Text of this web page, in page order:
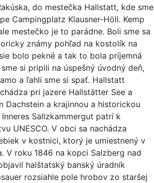
do mestečka Hallstatt, kde sme
Campingplatz Klausner-Höll. Kemp
mestečko je to parádne. Boli sme sa
známy pohľad na kostolík na
bolo pekné a tak to bola príjemná
si pripili na úspešný úvodný deň,
a ľahli sme si spať. Hallstatt
pri jazere Hallstätter See a
Dachstein a krajinnou a historickou
Sallzkammergut patrí k
UNESCO. V obci sa nachádza
v kostnici, ktorý je umiestnený v
V roku 1846 na kopci Salzberg nad
halštatský banský úradník
rozsiahle pole hrobov zo staršej